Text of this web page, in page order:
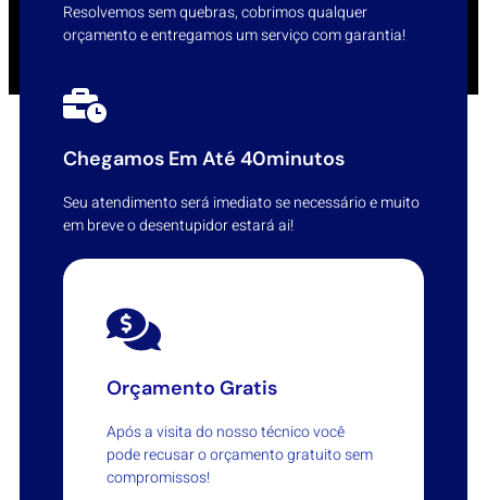
Resolvemos sem quebras, cobrimos qualquer
orçamento e entregamos um serviço com garantia!
Chegamos Em Até 40minutos
Seu atendimento será imediato se necessário e muito
em breve o desentupidor estará ai!
Orçamento Gratis
Após a visita do nosso técnico você
pode recusar o orçamento gratuito sem
compromissos!